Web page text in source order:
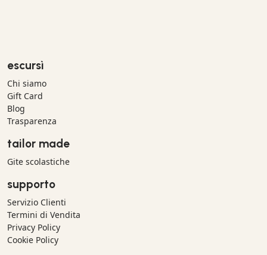
escursì
Chi siamo
Gift Card
Blog
Trasparenza
tailor made
Gite scolastiche
supporto
Servizio Clienti
Termini di Vendita
Privacy Policy
Cookie Policy